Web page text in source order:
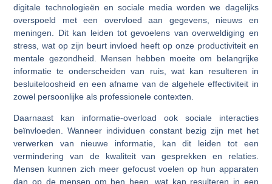
digitale technologieën en sociale media worden we dagelijks
overspoeld met een overvloed aan gegevens, nieuws en
meningen. Dit kan leiden tot gevoelens van overweldiging en
stress, wat op zijn beurt invloed heeft op onze productiviteit en
mentale gezondheid. Mensen hebben moeite om belangrijke
informatie te onderscheiden van ruis, wat kan resulteren in
besluiteloosheid en een afname van de algehele effectiviteit in
zowel persoonlijke als professionele contexten.
Daarnaast kan informatie-overload ook sociale interacties
beïnvloeden. Wanneer individuen constant bezig zijn met het
verwerken van nieuwe informatie, kan dit leiden tot een
vermindering van de kwaliteit van gesprekken en relaties.
Mensen kunnen zich meer gefocust voelen op hun apparaten
dan op de mensen om hen heen, wat kan resulteren in een